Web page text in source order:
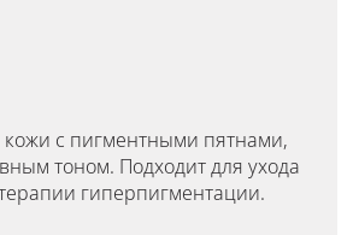
кожи с пигментными пятнами,
тоном. Подходит для ухода
гиперпигментации.